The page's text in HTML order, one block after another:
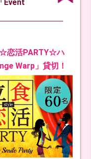
Event
☆恋活PARTY☆ハ
Warp」貸切！